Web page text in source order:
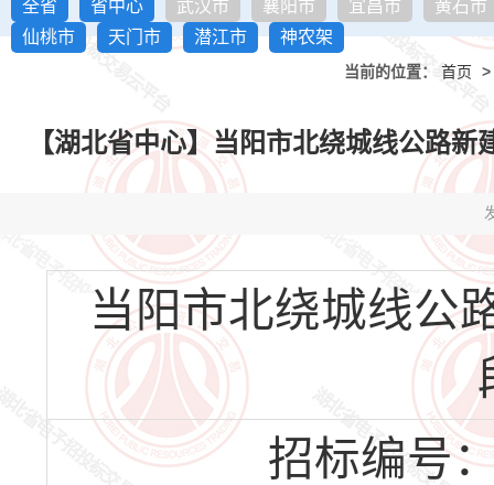
全省 省中心 武汉市 襄阳市 宜昌市
黄石市
仙桃市
天门市 潜江市 神农架
当前的位置： 首页 >
【湖北省中心】当阳市北绕城线公路
当阳市北绕城线公
招标编号